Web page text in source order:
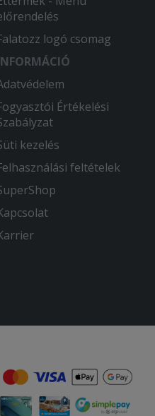
logó csomag
Értékelési
kezelés
feltételek